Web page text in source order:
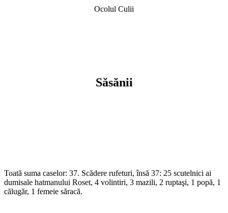
Ocolul Culii
Săsănii
Toată suma caselor: 37. Scădere rufeturi, însă 37: 25 scutelnici ai
dumisale hatmanului Roset, 4 volintiri, 3 mazili, 2 ruptaşi, 1 popă, 1
călugăr, 1 femeie săracă.